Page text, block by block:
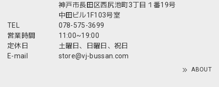
神戸市長田区西尻池町3丁目１番19号
中田ビル1F103号室
TEL
078-575-3699
営業時間
11:00~19:00
定休日
土曜日、日曜日、祝日
E-mail
store@vj-bussan.com
ABOUT